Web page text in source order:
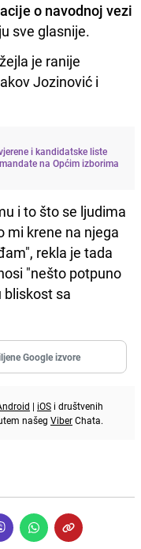
o navodnoj vezi
sve glasnije.
je ranije
Jozinović i
i kandidatske liste
na Općim izborima
i to što se ljudima
mi krene na njega
rekla je tada
"nešto potpuno
bliskost sa
Google izvore
| iOS i društvenih
našeg ViberChata.